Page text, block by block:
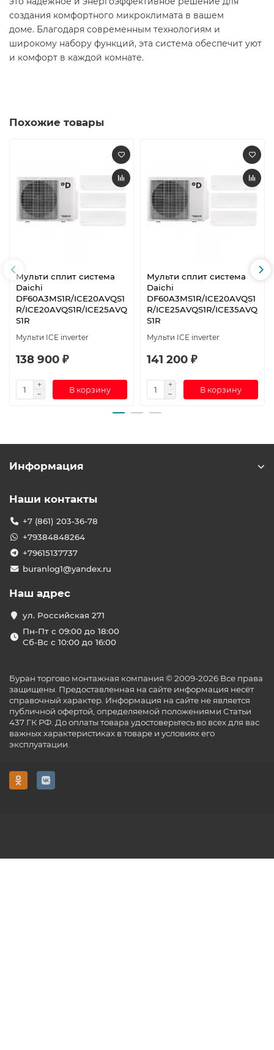
создания комфортного микроклимата в вашем
доме. Благодаря современным технологиям и
широкому набору функций, эта система обеспечит уют
и комфорт в каждой комнате.
Похожие товары
Мульти сплит система
Daichi
DF60A3MS1R/ICE20AVQS1
R/ICE20AVQS1R/ICE25AVQ
S1R
Мульти ICE inverter
138 900 ₽
В корзину
Мульти сплит система
Daichi
DF60A3MS1R/ICE20AVQS1
R/ICE25AVQS1R/ICE35AVQ
S1R
Мульти ICE inverter
141 200 ₽
В корзину
Информация
Наши контакты
+7 (861) 203-36-78
+79384848264
+79615137737
buranlog1@yandex.ru
Наш адрес
ул. Российская 271
Пн-Пт с 09:00 до 18:00
Сб-Вс с 10:00 до 16:00
Буран торгово монтажная компания © 2009-2026 Все права
защищены. Предоставленная на сайте информация несёт
справочный характер. Информация на сайте не является
публичной офертой, определяемой положениями Статьи
437 ГК РФ. До оплаты товара удостоверьтесь во всех для вас
важных характеристиках в товаре и условиях его
эксплуатации.